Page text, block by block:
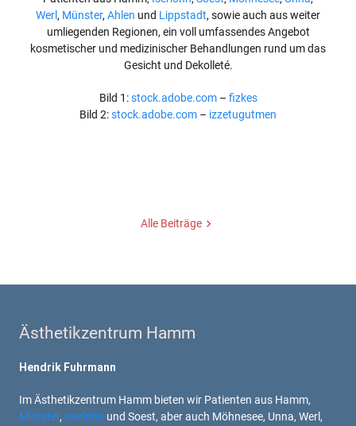
Werl , Münster, Ahlen und Lippstadt, sowie auch aus weiter
umliegenden Regionen, ein voll umfassendes Angebot
kosmetischer und medizinischer Behandlungen rund um das
Gesicht und Dekolleté.
Bild 1:stock.adobe.com– fizkes
Bild 2:stock.adobe.com – izzetugutmen
Alle Beiträge
Ästhetikzentrum Hamm
Hendrik Fuhrmann
Im Ästhetikzentrum Hamm bieten wir Patienten aus Hamm,
Münster, Iserlohn und Soest, aber auch Möhnesee, Unna, Werl,